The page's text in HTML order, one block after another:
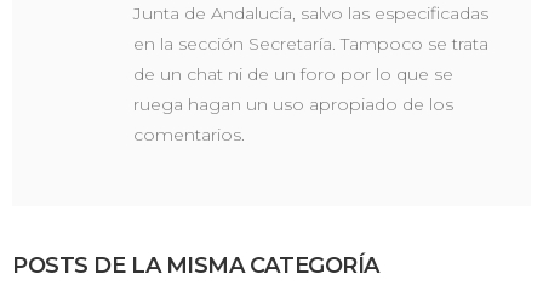
Junta de Andalucía, salvo las especificadas
en la sección Secretaría. Tampoco se trata
de un chat ni de un foro por lo que se
ruega hagan un uso apropiado de los
comentarios.
POSTS DE LA MISMA CATEGORÍA